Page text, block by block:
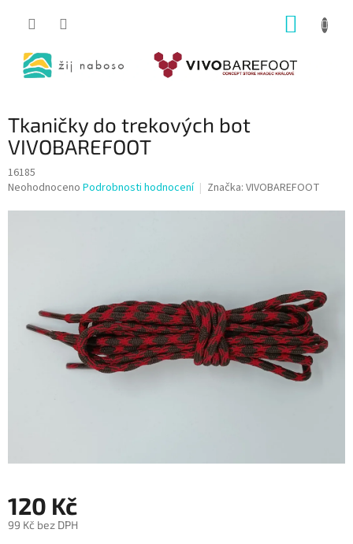
Tkaničky do trekových bot
VIVOBAREFOOT
16185
Průměrné
Neohodnoceno Podrobnosti hodnocení Značka: VIVOBAREFOOT
120 Kč
99 Kč bez DPH